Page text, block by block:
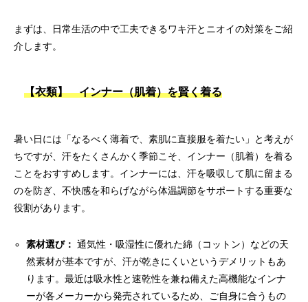
まずは、日常生活の中で工夫できるワキ汗とニオイの対策をご紹
介します。
【衣類】 インナー（肌着）を賢く着る
暑い日には「なるべく薄着で、素肌に直接服を着たい」と考えが
ちですが、汗をたくさんかく季節こそ、インナー（肌着）を着る
ことをおすすめします。インナーには、汗を吸収して肌に留まる
のを防ぎ、不快感を和らげながら体温調節をサポートする重要な
役割があります。
素材選び： 通気性・吸湿性に優れた綿（コットン）などの天
然素材が基本ですが、汗が乾きにくいというデメリットもあ
ります。最近は吸水性と速乾性を兼ね備えた高機能なインナ
ーが各メーカーから発売されているため、ご自身に合うもの